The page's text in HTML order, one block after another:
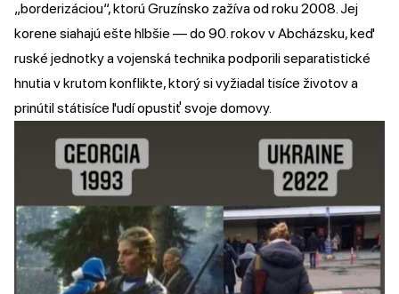
„borderizáciou“, ktorú Gruzínsko zažíva od roku 2008. Jej
korene siahajú ešte hlbšie — do 90. rokov v Abcházsku, keď
ruské jednotky a vojenská technika podporili separatistické
hnutia v krutom konflikte, ktorý si vyžiadal tisíce životov a
prinútil státisíce ľudí opustiť svoje domovy.